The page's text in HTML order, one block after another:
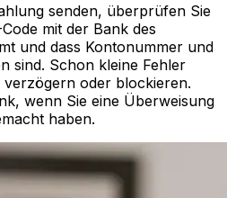
senden, überprüfen Sie
mit der Bank des
und dass Kontonummer und
sind. Schon kleine Fehler
oder blockieren.
wenn Sie eine Überweisung
haben.